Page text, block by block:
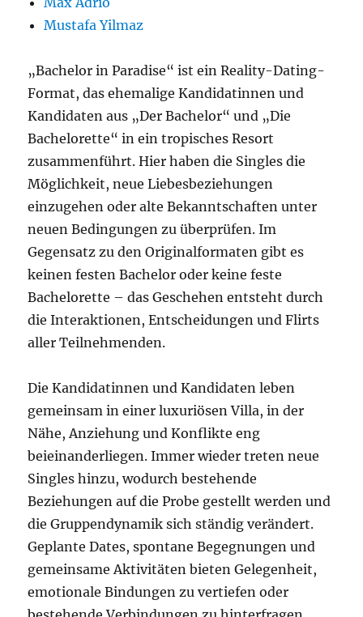
Mustafa Yilmaz
„Bachelor in Paradise“ ist ein Reality-Dating-
Format, das ehemalige Kandidatinnen und
Kandidaten aus „Der Bachelor“ und „Die
Bachelorette“ in ein tropisches Resort
zusammenführt. Hier haben die Singles die
Möglichkeit, neue Liebesbeziehungen
einzugehen oder alte Bekanntschaften unter
neuen Bedingungen zu überprüfen. Im
Gegensatz zu den Originalformaten gibt es
keinen festen Bachelor oder keine feste
Bachelorette – das Geschehen entsteht durch
die Interaktionen, Entscheidungen und Flirts
aller Teilnehmenden.
Die Kandidatinnen und Kandidaten leben
gemeinsam in einer luxuriösen Villa, in der
Nähe, Anziehung und Konflikte eng
beieinanderliegen. Immer wieder treten neue
Singles hinzu, wodurch bestehende
Beziehungen auf die Probe gestellt werden und
die Gruppendynamik sich ständig verändert.
Geplante Dates, spontane Begegnungen und
gemeinsame Aktivitäten bieten Gelegenheit,
emotionale Bindungen zu vertiefen oder